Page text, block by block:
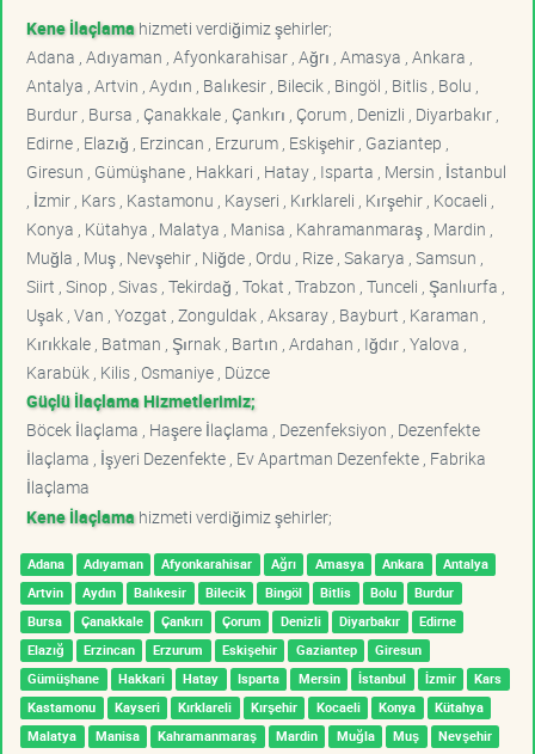
Kene İlaçlama hizmeti verdiğimiz şehirler;
Adana , Adıyaman , Afyonkarahisar , Ağrı , Amasya , Ankara ,
Antalya , Artvin , Aydın , Balıkesir , Bilecik , Bingöl , Bitlis , Bolu ,
Burdur , Bursa , Çanakkale , Çankırı , Çorum , Denizli , Diyarbakır ,
Edirne , Elazığ , Erzincan , Erzurum , Eskişehir , Gaziantep ,
Giresun , Gümüşhane , Hakkari , Hatay , Isparta , Mersin , İstanbul
, İzmir , Kars , Kastamonu , Kayseri , Kırklareli , Kırşehir , Kocaeli ,
Konya , Kütahya , Malatya , Manisa , Kahramanmaraş , Mardin ,
Muğla , Muş , Nevşehir , Niğde , Ordu , Rize , Sakarya , Samsun ,
Siirt , Sinop , Sivas , Tekirdağ , Tokat , Trabzon , Tunceli , Şanlıurfa ,
Uşak , Van , Yozgat , Zonguldak , Aksaray , Bayburt , Karaman ,
Kırıkkale , Batman , Şırnak , Bartın , Ardahan , Iğdır , Yalova ,
Karabük , Kilis , Osmaniye , Düzce
Güçlü İlaçlama Hizmetlerimiz;
Böcek İlaçlama , Haşere İlaçlama , Dezenfeksiyon , Dezenfekte
İlaçlama , İşyeri Dezenfekte , Ev Apartman Dezenfekte , Fabrika
İlaçlama
Kene İlaçlama hizmeti verdiğimiz şehirler;
Adana Adıyaman Afyonkarahisar Ağrı Amasya Ankara
Antalya
Artvin
Aydın Balıkesir Bilecik Bingöl Bitlis Bolu
Burdur
Bursa
Çanakkale Çankırı Çorum Denizli Diyarbakır
Edirne
Elazığ
Erzincan Erzurum Eskişehir Gaziantep
Giresun
Gümüşhane
Hakkari Hatay Isparta Mersin İstanbul İzmir
Kars
Kastamonu
Kayseri Kırklareli Kırşehir Kocaeli Konya
Kütahya
Malatya
Manisa Kahramanmaraş Mardin Muğla Muş Nevşehir